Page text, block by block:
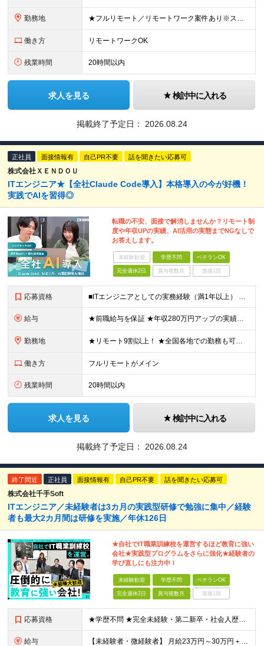
勤務地 ★フルリモート／リモートワーク案件あり※スキル・案件状況による ★転勤なし／UIターン歓迎 ●勤務先 横浜本社オフィスまたはプロジェクト拠点 (横浜市、川崎市など神奈川県内) ●横浜本社 神奈川県
働き方 リモートワークOK
残業時間 20時間以内
求人を見る 検討中に入れる
掲載終了予定日： 2026.08.24
正社員 面接情報有 自己PR不要 話を聞きたい応募可
株式会社ＸＥＮＤＯＵ
ITエンジニア★【全社Claude Code導入】本格導入の今が好機！
実践でAIを習得◎
転職の不安、面接で解消しませんか？リモート制
度や年収UPの実績、AI活用の実態までNGなしで
お答えします。
未経験歓迎 学歴不問 ベテランOK
完全週休2日 賞与複数月 面接1回
応募資格 ■ITエンジニアとしての実務経験（満1年以上） ■学歴不問 ★年収を上げたい ★フルリモートで働きたい ★上流工程に携わりたい ★自社サービスをつくってみたい など これまでの経験を活かして環境を変
給与 ★前職給与を保証 ★年収280万円アップの実績あり ★想定年収：489万6,000円～979万2,000円 ※案件単価により上振れあり ■月給40万8,000円～81万6,000円 ※経験・能力に合
勤務地 ★リモート9割以上！ ★全国各地での勤務も可！地方在住の方も大歓迎です◎ ■各プロジェクト先にて勤務 ※プロジェクトは本人の希望を考慮し相談の上で決定 ※転居を伴う転勤なし 【本社】 東京都品川区
働き方 フルリモートがメイン
残業時間 20時間以内
求人を見る 検討中に入れる
掲載終了予定日： 2026.08.24
終了間近 正社員 面接情報有 自己PR不要 話を聞きたい応募可
株式会社千手Soft
ITエンジニア／未経験者は3カ月の実践型研修で勉強に集中／経験
者も最大2カ月間は研修を実施／年休126日
★自社でIT職業訓練校を運営するほど教育に強い
会社★実践型プログラムをさらに強化★経験者の
学び直しにも注力中！
未経験歓迎 学歴不問 ベテランOK
完全週休2日 賞与複数月 面接1回
応募資格 ★学歴不問 ★完全未経験・第二新卒・社会人歴10年以上の方も歓迎！ ◆業界・職種未経験者もエンジニア経験者（開発・インフラ、現在のフェーズ、経験年数問わず）もどちらも大歓迎！ ◆エンジニア経験が
給与 【未経験者・微経験者】 月給23万円～30万円＋賞与年2回＋各種手当（手当充実） ※微経験者は経験3年未満の方。 ※経験・スキルを考慮して優遇します。 【エンジニア経験者】 月給30万円～50万円